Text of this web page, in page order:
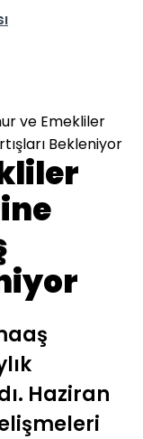
ve Emekliler
Bekleniyor
Haziran